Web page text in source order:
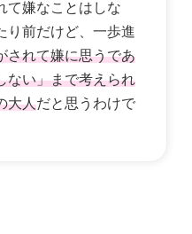
て嫌なことはしな
り前だけど、一歩進
されて嫌に思うであ
ない」まで考えられ
大人だと思うわけで